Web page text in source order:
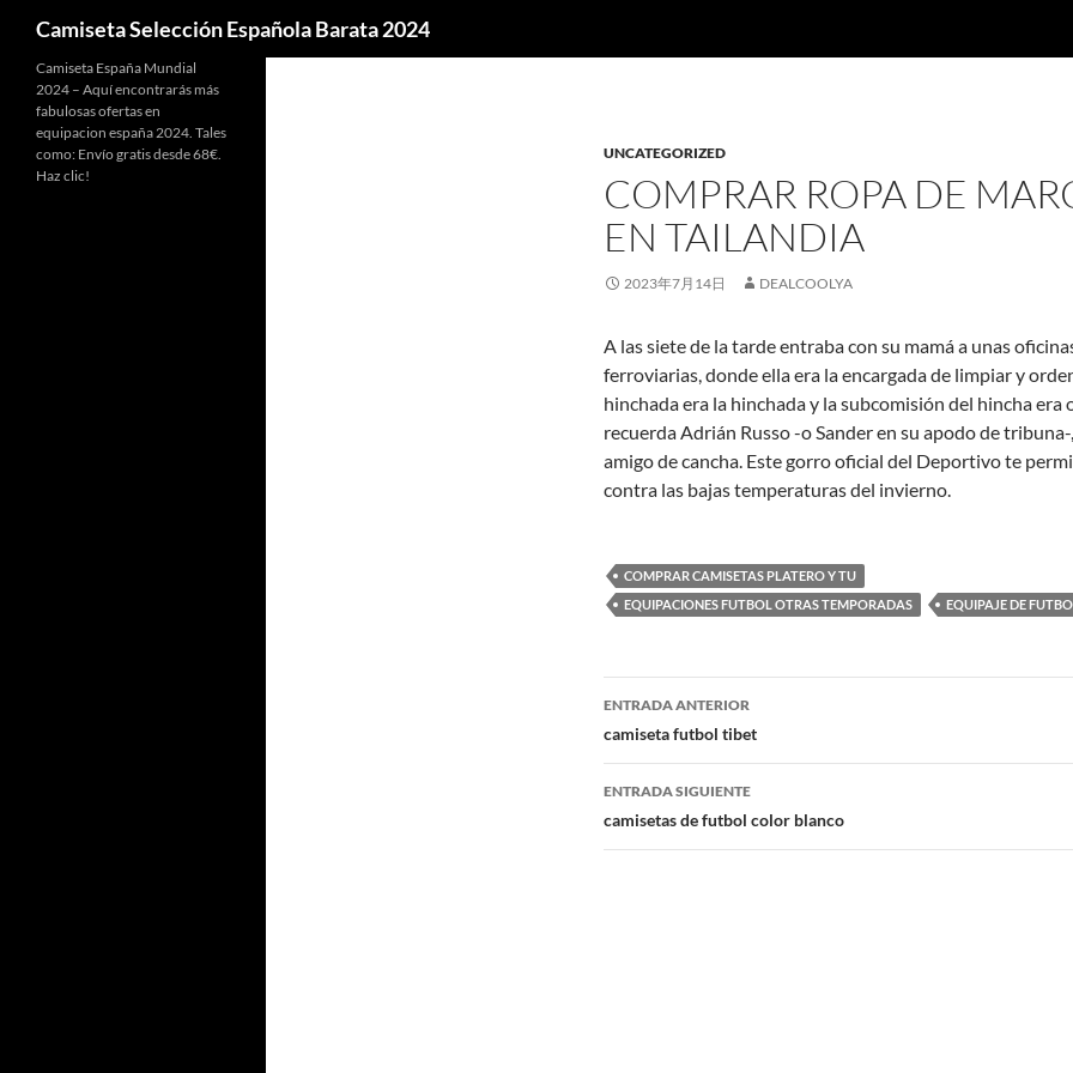
Camiseta Selección Española Barata 2024
UNCATEGORIZED
COMPRAR ROPA DE
EN TAILANDIA
2023年7月14日 DEALCOOLYA
A las siete de la tarde entraba con su mamá a unas
ferroviarias, donde ella era la encargada de limpiar y
hinchada era la hinchada y la subcomisión del hincha era
recuerda Adrián Russo -o Sander en su apodo de
amigo de cancha. Este gorro oficial del Deportivo te
contra las bajas temperaturas del invierno.
COMPRAR CAMISETAS PLATERO Y TU
EQUIPACIONES FUTBOL OTRAS TEMPORADAS
EQUIPAJE DE
Navegación
de
entradas
ENTRADA ANTERIOR
camiseta futbol tibet
ENTRADA SIGUIENTE
camisetas de futbol color blanco
Camiseta España Mundial
2024 – Aquí encontrarás más
fabulosas ofertas en
equipacion españa 2024. Tales
como: Envío gratis desde 68€.
Haz clic!